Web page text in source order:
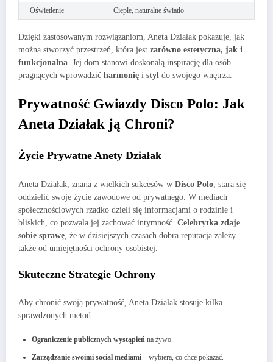
Oświetlenie
Ciepłe, naturalne światło
Dzięki zastosowanym rozwiązaniom, Aneta Działak pokazuje, jak
można stworzyć przestrzeń, która jest zarówno estetyczna, jak i
funkcjonalna. Jej dom stanowi doskonałą inspirację dla osób
pragnących wprowadzić harmonię i styl do swojego wnętrza.
Prywatność Gwiazdy Disco Polo: Jak
Aneta Działak ją Chroni?
Życie Prywatne Anety Działak
Aneta Działak, znana z wielkich sukcesów w Disco Polo , stara się
oddzielić swoje życie zawodowe od prywatnego. W mediach
społecznościowych rzadko dzieli się informacjami o rodzinie i
bliskich, co pozwala jej zachować intymność. Celebrytka zdaje
sobie sprawę , że w dzisiejszych czasach dobra reputacja zależy
także od umiejętności ochrony osobistej.
Skuteczne Strategie Ochrony
Aby chronić swoją prywatność, Aneta Działak stosuje kilka
sprawdzonych metod:
Ograniczenie publicznych wystąpień na żywo.
Zarządzanie swoimi social mediami – wybiera, co chce pokazać.